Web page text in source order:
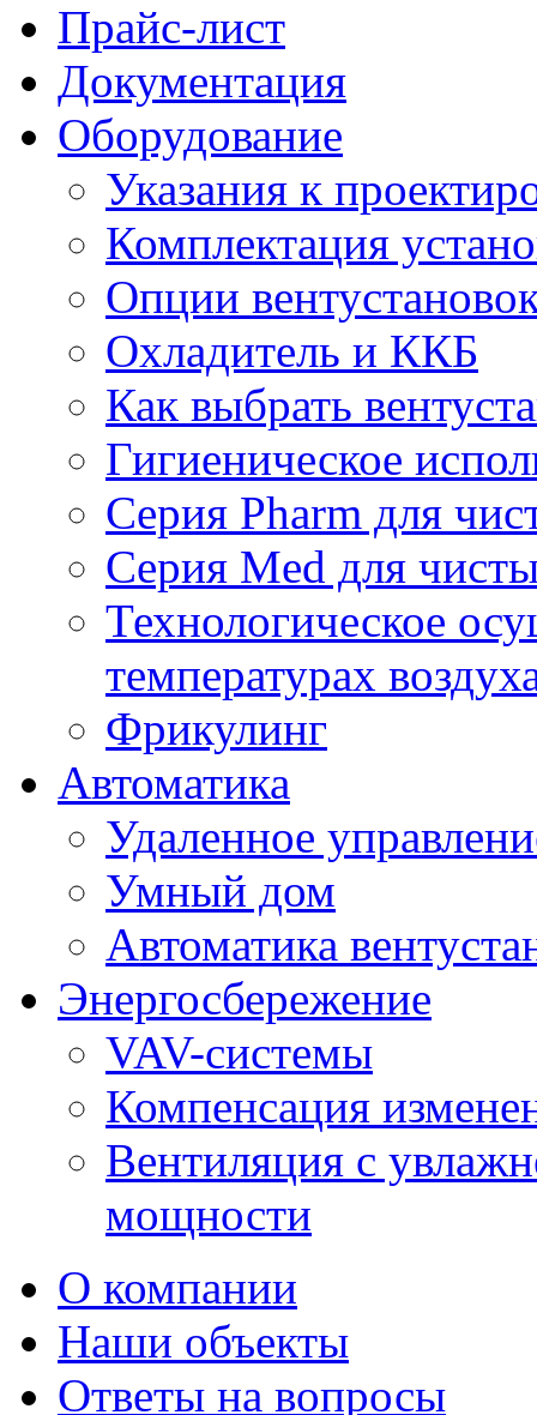
Прайс-лист
Документация
Оборудование
Указания к
Комплектация
Опции
Охладитель и ККБ
Как выбрать
Гигиеническое
Серия Pharm для
Серия Med для
Технологическое
температурах
Фрикулинг
Автоматика
Удаленное
Умный дом
Автоматика
Энергосбережение
VAV-системы
Компенсация
Вентиляция с
мощности
О компании
Наши объекты
Ответы на вопросы